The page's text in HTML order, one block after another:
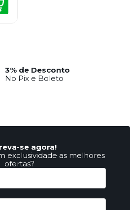
3% de Desconto
No Pix e Boleto
se agora!
exclusividade as melhores
ofertas?